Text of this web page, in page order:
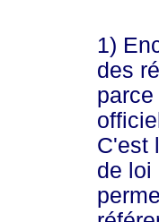
1)
des
C'est
de loi